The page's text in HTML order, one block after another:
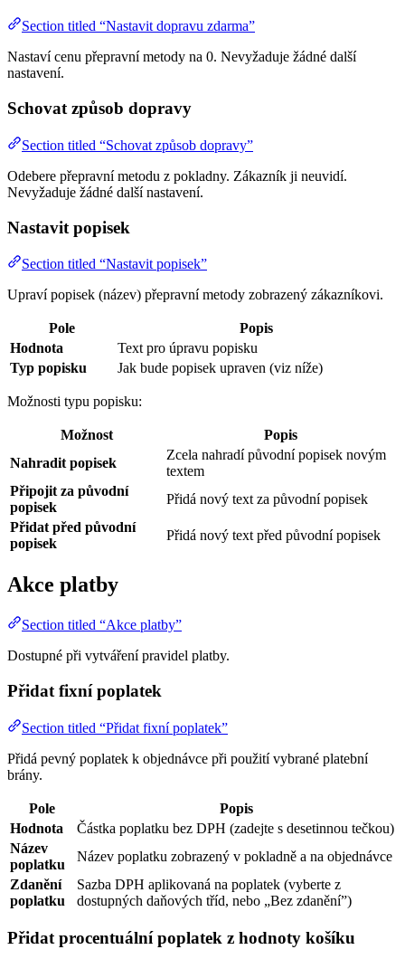
Section titled “Nastavit dopravu zdarma”
Nastaví cenu přepravní metody na 0. Nevyžaduje žádné další
nastavení.
Schovat způsob dopravy
Section titled “Schovat způsob dopravy”
Odebere přepravní metodu z pokladny. Zákazník ji neuvidí.
Nevyžaduje žádné další nastavení.
Nastavit popisek
Section titled “Nastavit popisek”
Upraví popisek (název) přepravní metody zobrazený zákazníkovi.
Pole
Popis
Hodnota
Text pro úpravu popisku
Typ popisku
Jak bude popisek upraven (viz níže)
Možnosti typu popisku:
Možnost
Popis
Nahradit popisek
Zcela nahradí původní popisek novým
textem
Připojit za původní
popisek
Přidá nový text za původní popisek
Přidat před původní
popisek
Přidá nový text před původní popisek
Akce platby
Section titled “Akce platby”
Dostupné při vytváření pravidel platby.
Přidat fixní poplatek
Section titled “Přidat fixní poplatek”
Přidá pevný poplatek k objednávce při použití vybrané platební
brány.
Pole
Popis
Hodnota
Částka poplatku bez DPH (zadejte s desetinnou tečkou)
Název
poplatku
Název poplatku zobrazený v pokladně a na objednávce
Zdanění
poplatku
Sazba DPH aplikovaná na poplatek (vyberte z
dostupných daňových tříd, nebo „Bez zdanění”)
Přidat procentuální poplatek z hodnoty košíku